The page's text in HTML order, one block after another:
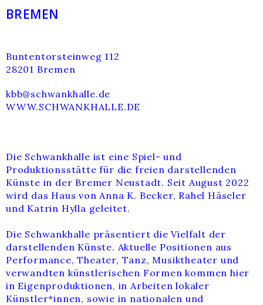
BREMEN
Buntentorsteinweg 112
28201 Bremen
kbb@schwankhalle.de
WWW.SCHWANKHALLE.DE
Die Schwankhalle ist eine Spiel- und
Produktionsstätte für die freien darstellenden
Künste in der Bremer Neustadt. Seit August 2022
wird das Haus von Anna K. Becker, Rahel Häseler
und Katrin Hylla geleitet.
Die Schwankhalle präsentiert die Vielfalt der
darstellenden Künste. Aktuelle Positionen aus
Performance, Theater, Tanz, Musiktheater und
verwandten künstlerischen Formen kommen hier
in Eigenproduktionen, in Arbeiten lokaler
Künstler*innen, sowie in nationalen und